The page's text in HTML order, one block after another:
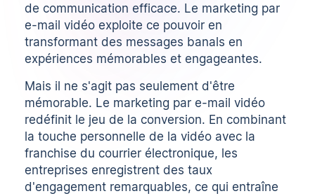
de communication efficace. Le marketing par
e-mail vidéo exploite ce pouvoir en
transformant des messages banals en
expériences mémorables et engageantes.
Mais il ne s'agit pas seulement d'être
mémorable. Le marketing par e-mail vidéo
redéfinit le jeu de la conversion. En combinant
la touche personnelle de la vidéo avec la
franchise du courrier électronique, les
entreprises enregistrent des taux
d'engagement remarquables, ce qui entraîne